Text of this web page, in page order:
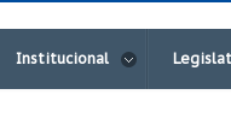
Institucional